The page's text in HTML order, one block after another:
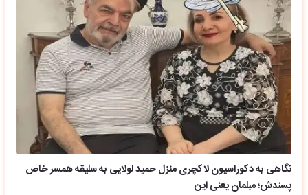
نگاهی به دکوراسیون لاکچری منزل حمید لولایی به سلیقه همسر خاص
پسندش؛ مبلمان یعنی این